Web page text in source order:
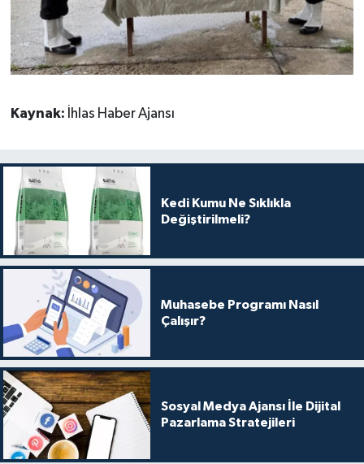
Kaynak: İhlas Haber Ajansı
Kedi Kumu Ne Sıklıkla
Değiştirilmeli?
Muhasebe Programı Nasıl
Çalışır?
Sosyal Medya Ajansı İle Dijital
Pazarlama Stratejileri